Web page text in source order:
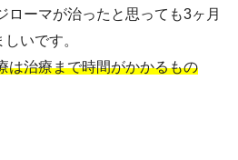
ローマが治ったと思っても3ヶ月
いです。
は治療まで時間がかかるもの